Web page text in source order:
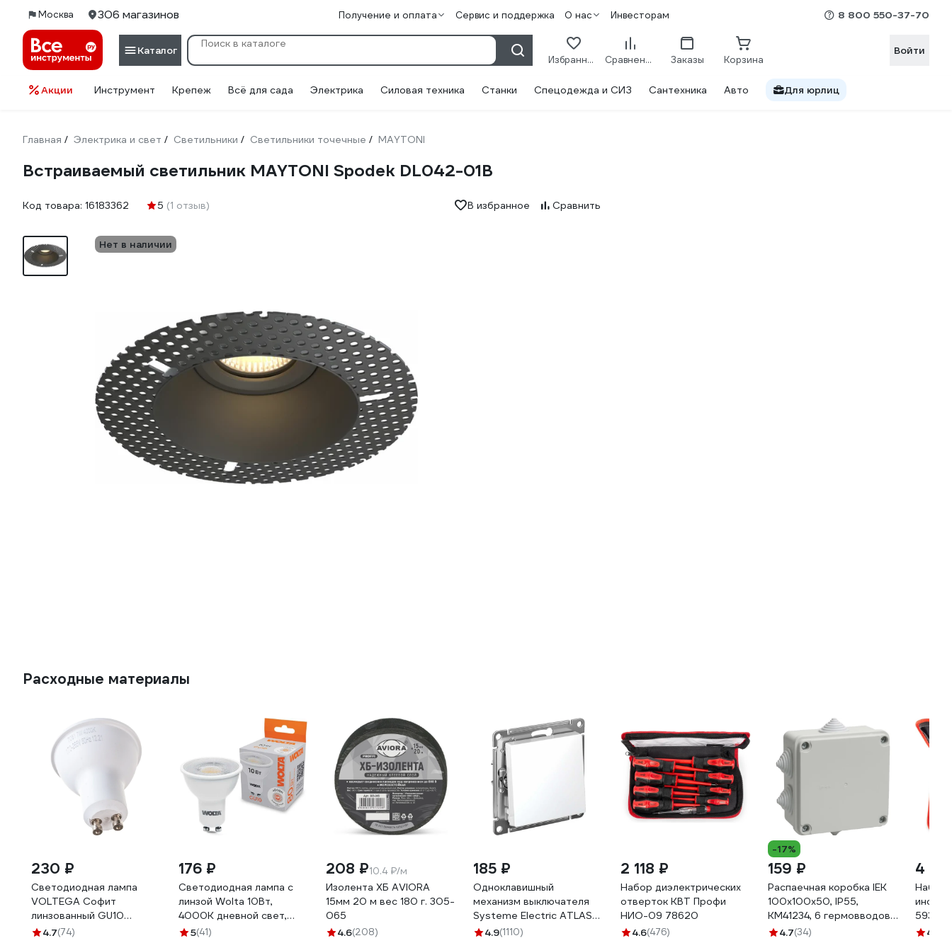
Москва 306 магазинов Получение и оплата Сервис и поддержка О нас Инвесторам 8 800 550-37-70
Каталог
Избранное Сравнение Заказы Корзина
Войти
Акции Инструмент Крепеж Всё для сада Электрика Силовая техника Станки Спецодежда и СИЗ Сантехника Авто Для юрлиц
Главная / Электрика и свет / Светильники / Светильники точечные / MAYTONI
Встраиваемый светильник MAYTONI Spodek DL042-01B
Код товара: 16183362 5 (1 отзыв) В избранное Сравнить
Нет в наличии
Расходные материалы
230 ₽
Светодиодная лампа
VOLTEGA Софит
линзованный GU10
4000К 7W 7061
4.7(74)
176 ₽
Светодиодная лампа с
линзой Wolta 10Вт,
4000K дневной свет,
цоколь GU10, 220В,
5(41)
208 ₽10.4 ₽/м
Изолента ХБ AVIORA
15мм 20 м вес 180 г. 305-
065
4.6(208)
185 ₽
Одноклавишный
механизм выключателя
Systeme Electric ATLAS
DESIGN сх.1 10АХ белый
4.9(1110)
2 118 ₽
Набор диэлектрических
отверток КВТ Профи
НИО-09 78620
4.6(476)
-17%
159 ₽
Распаечная коробка IEK
100x100x50, IP55,
КМ41234, 6 гермовводов,
ИЭК UKO11-100-100-
4.7(34)
4
Набор
59380
4.3